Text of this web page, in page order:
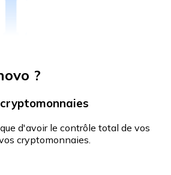
?
d'avoir le contrôle total de vos
cryptomonnaies.